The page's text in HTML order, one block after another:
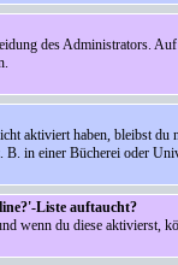
des Administrators.
aktiviert haben, bleibst
in einer Bücherei oder
Liste auftaucht?
wenn du diese aktivierst,